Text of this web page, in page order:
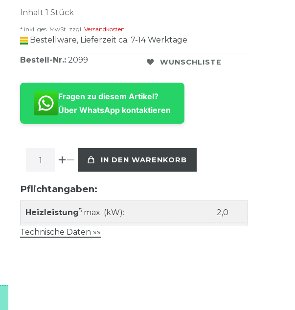
Inhalt 1 Stück
* inkl. ges. MwSt. zzgl. Versandkosten
Bestellware, Lieferzeit ca. 7-14 Werktage
Bestell-Nr.: 2099 WUNSCHLISTE
Fragen zu diesem Artikel?
Über WhatsApp kontaktieren
IN DEN WARENKORB
Pflichtangaben:
Heizleistung5 max. (kW): 2,0
Technische Daten »»